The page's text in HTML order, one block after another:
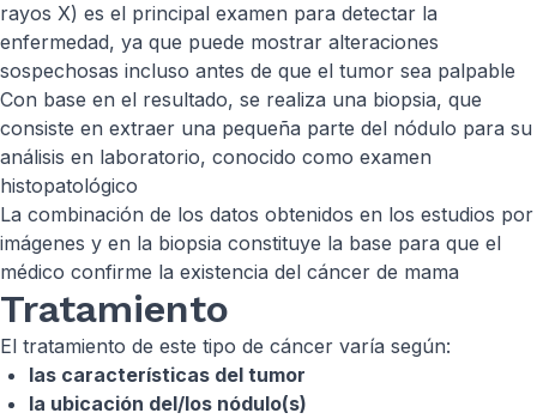
rayos X) es el principal examen para detectar la
enfermedad, ya que puede mostrar alteraciones
sospechosas incluso antes de que el tumor sea palpable
Con base en el resultado, se realiza una biopsia, que
consiste en extraer una pequeña parte del nódulo para su
análisis en laboratorio, conocido como examen
histopatológico
La combinación de los datos obtenidos en los estudios por
imágenes y en la biopsia constituye la base para que el
médico confirme la existencia del cáncer de mama
Tratamiento
El tratamiento de este tipo de cáncer varía según:
las características del tumor
la ubicación del/los nódulo(s)